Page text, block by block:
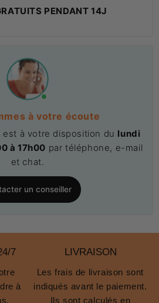
PENDANT 14J
à votre écoute
à votre disposition du lundi
à 17h00 par téléphone, e-mail
et chat.
un conseiller
7
à
LIVRAISON
Les frais de livraison sont
indiqués avant le paiement.
Ils sont calculés en